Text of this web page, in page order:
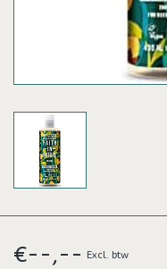
€--,-- Excl. btw